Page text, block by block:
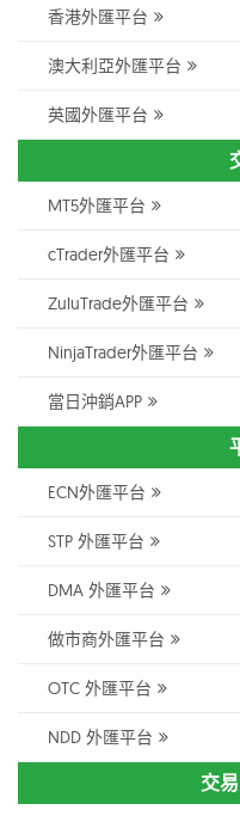
香港外匯平台
澳大利亞外匯平台
英國外匯平台
MT5外匯平台
cTrader外匯平台
ZuluTrade外匯平台
NinjaTrader外匯平台
當日沖銷APP
ECN外匯平台
STP 外匯平台
DMA 外匯平台
做市商外匯平台
OTC 外匯平台
NDD 外匯平台
交